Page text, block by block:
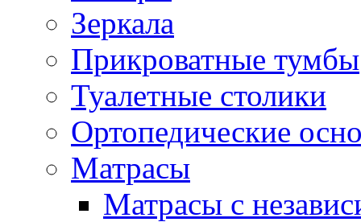
Зеркала
Прикроватные тумбы
Туалетные столики
Ортопедические
Матрасы
Матрасы с